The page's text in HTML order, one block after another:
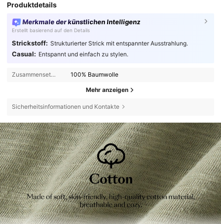
Produktdetails
Merkmale der künstlichen Intelligenz
Erstellt basierend auf den Details
Strickstoff: Strukturierter Strick mit entspannter Ausstrahlung.
Casual: Entspannt und einfach zu stylen.
Zusammensetzung: 100% Baumwolle
Mehr anzeigen
Sicherheitsinformationen und Kontakte